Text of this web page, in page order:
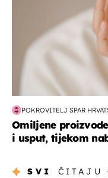
POKROVITELJ SPAR
Omiljene
i usput, tijekom
SVI ČITAJU